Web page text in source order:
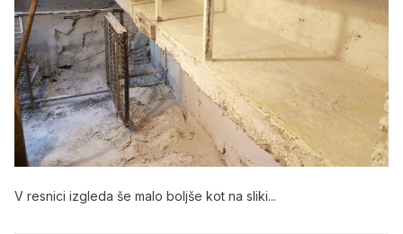
V resnici izgleda še malo boljše kot na sliki...